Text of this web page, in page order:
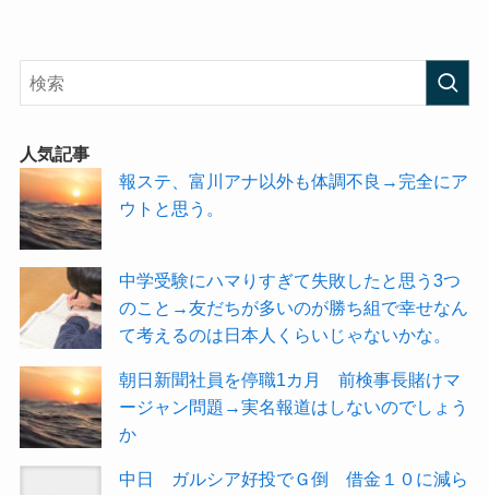
人気記事
報ステ、富川アナ以外も体調不良→完全にア
ウトと思う。
中学受験にハマりすぎて失敗したと思う3つ
のこと→友だちが多いのが勝ち組で幸せなん
て考えるのは日本人くらいじゃないかな。
朝日新聞社員を停職1カ月 前検事長賭けマ
ージャン問題→実名報道はしないのでしょう
か
中日 ガルシア好投でＧ倒 借金１０に減ら